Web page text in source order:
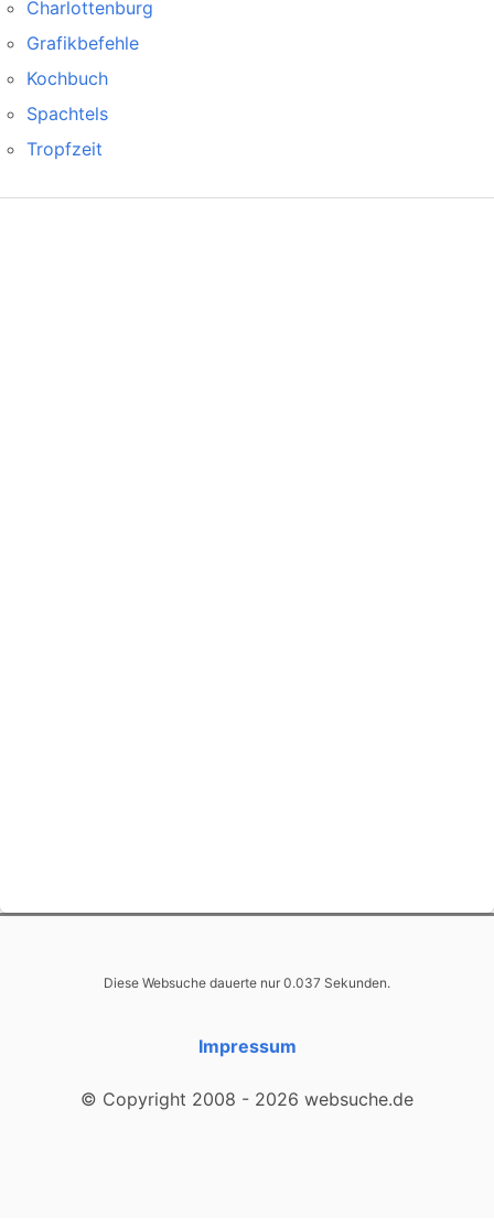
Charlottenburg
Grafikbefehle
Kochbuch
Spachtels
Tropfzeit
Diese Websuche dauerte nur 0.037 Sekunden.
Impressum
© Copyright 2008 - 2026 websuche.de